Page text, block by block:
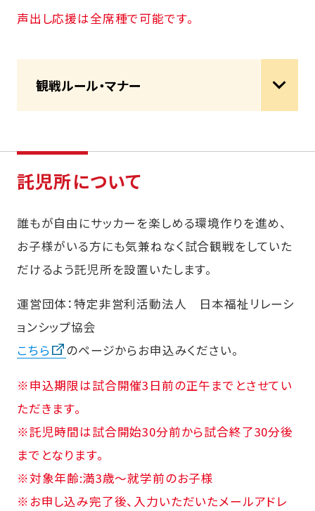
声出し応援は全席種で可能です。
観戦ルール・マナー
託児所について
誰もが自由にサッカーを楽しめる環境作りを進め、
お子様がいる方にも気兼ねなく試合観戦をしていた
だけるよう託児所を設置いたします。
運営団体：特定非営利活動法人 日本福祉リレーシ
ョンシップ協会
こちら
のページからお申込みください。
※申込期限は試合開催3日前の正午までとさせてい
ただきます。
※託児時間は試合開始30分前から試合終了30分後
までとなります。
※対象年齢:満3歳～就学前のお子様
※お申し込み完了後、入力いただいたメールアドレ